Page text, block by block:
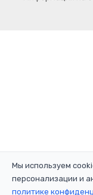
Мы используем
персонализации и
политике